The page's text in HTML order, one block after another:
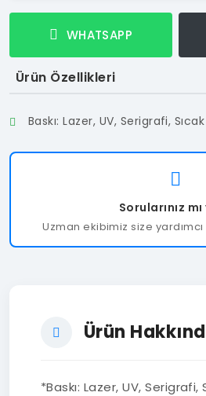
WHATSAPP
Ürün Özellikleri
Baskı: Lazer, UV, Serigrafi, Sıcak
Sorularınız
Uzman ekibimiz size
Ürün
*Baskı: Lazer, UV, Serigrafi,